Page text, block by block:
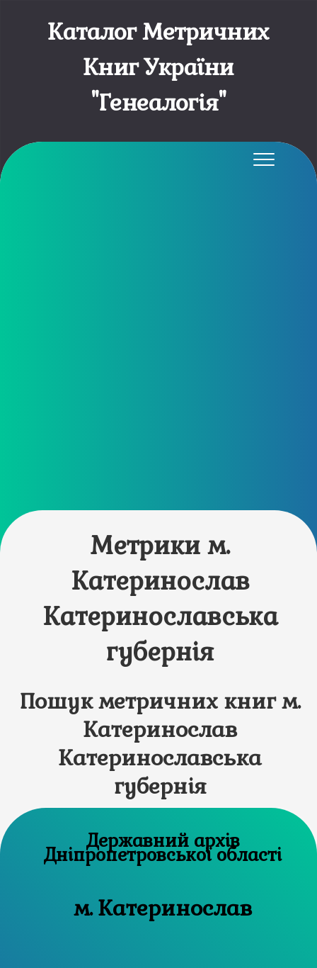
Каталог Метричних
Книг України
"Генеалогія"
Метрики м.
Катеринослав
Катеринославська
губернія
Пошук метричних книг м.
Катеринослав
Катеринославська
губернія
Державний архів
Дніпропетровської області
м. Катеринослав